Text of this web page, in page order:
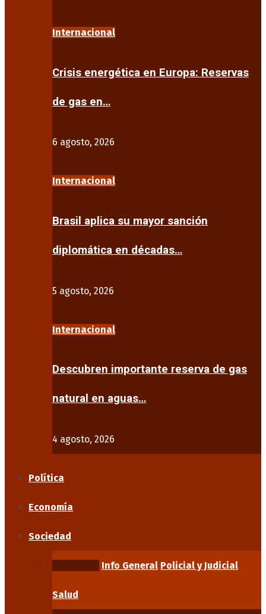
Internacional
Crisis energética en Europa: Reservas
de gas en…
6 agosto, 2026
Internacional
Brasil aplica su mayor sanción
diplomática en décadas…
5 agosto, 2026
Internacional
Descubren importante reserva de gas
natural en aguas…
4 agosto, 2026
Política
Economía
Sociedad
Info General Policial y Judicial
Salud